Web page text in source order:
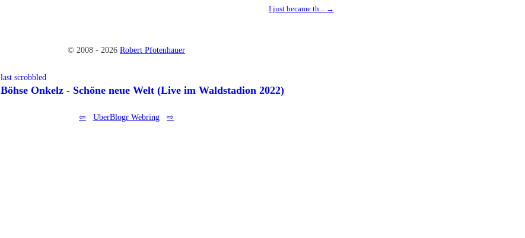
I just became th...
© 2008 - 2026 Robert Pfotenhauer
last scrobbled
Böhse Onkelz - Schöne neue Welt (Live im Waldstadion 2022)
⇦ UberBlogr Webring ⇨